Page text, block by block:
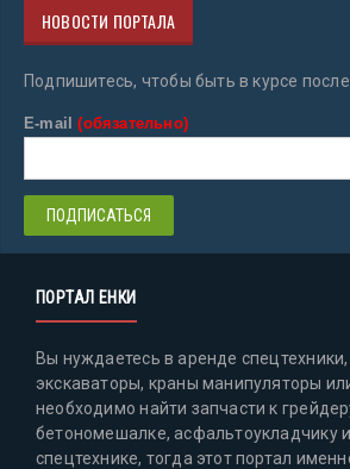
НОВОСТИ ПОРТАЛА
Подпишитесь, чтобы быть в курсе
E-mail(обязательно)
ПОРТАЛ ЕНКИ
Вы нуждаетесь в аренде
экскаваторы, краны манипуляторы
необходимо найти запчасти к
бетономешалке, асфальтоукладчику
спецтехнике, тогда этот портал